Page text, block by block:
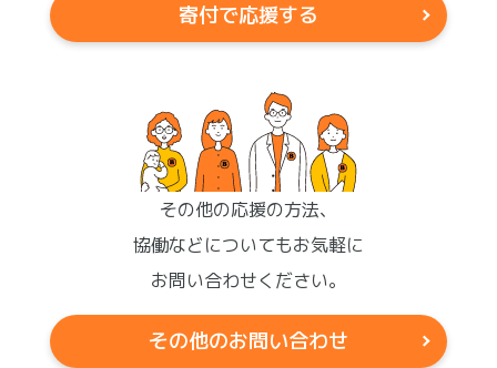
寄付で応援する
その他の応援の方法、
協働などについてもお気軽に
お問い合わせください。
その他のお問い合わせ